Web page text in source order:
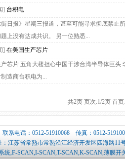
] 台积电
日报》星期三报道，甚至可能寻求彻底禁止
上没有达成共识。 另一位熟悉...
] 在美国生产芯片
芯片 五角大楼担心中国干涉台湾半导体巨头
造商台积电为...
共2页 页次:1/2页 首页
联系电话：0512-51910068 传真：0512-
江苏省常熟市常熟沿江经济开发区四海路11
,F-SCAN,I-SCAN,T-SCAN,K-SCAN,薄膜